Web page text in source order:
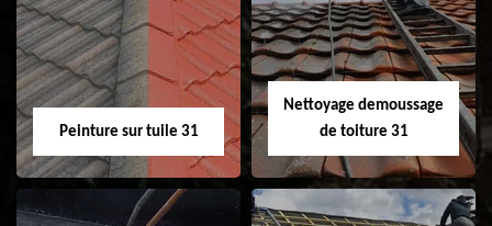
ravalement de
façade 31
Peinture sur tuile 31
Nettoyage demoussage
de toiture 31